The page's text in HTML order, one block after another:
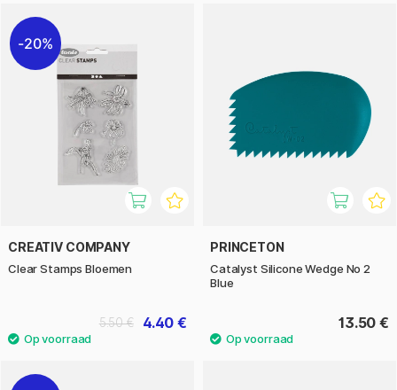
20%
CREATIV COMPANY
Clear Stamps Bloemen
4.40 €
5.50 €
PRINCETON
Catalyst Silicone Wedge No 2
Blue
13.50 €